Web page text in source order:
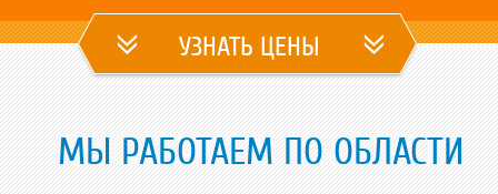
УЗНАТЬ ЦЕНЫ
МЫ РАБОТАЕМ ПО ОБЛАСТИ